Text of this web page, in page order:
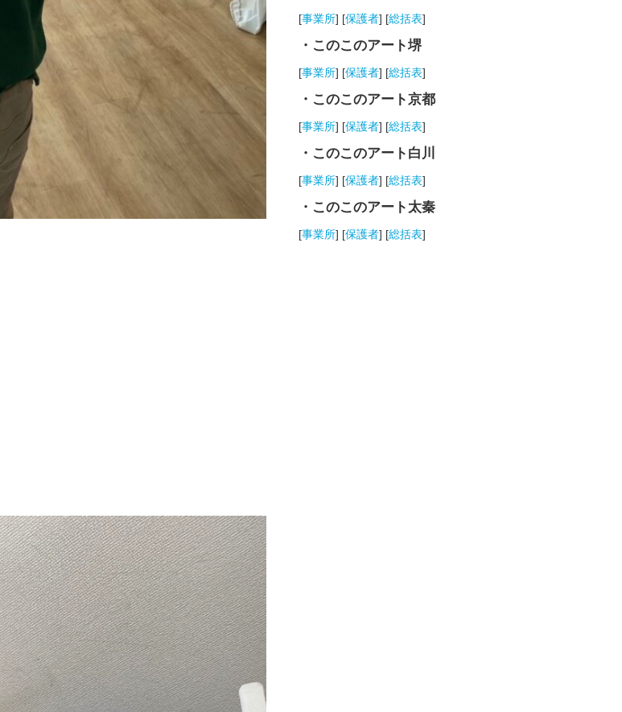
[事業所] [保護者] [総括表]
・このこのアート堺
[事業所] [保護者] [総括表]
・このこのアート京都
[事業所] [保護者] [総括表]
・このこのアート白川
[事業所] [保護者] [総括表]
・このこのアート太秦
[事業所] [保護者] [総括表]